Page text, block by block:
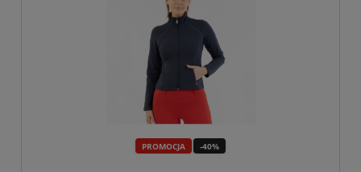
PROMOCJA -40%